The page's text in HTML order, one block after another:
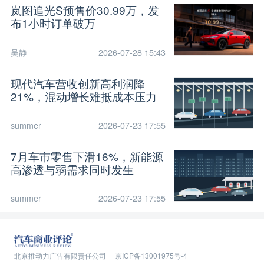
岚图追光S预售价30.99万，发
布1小时订单破万
吴静 2026-07-28 15:43
现代汽车营收创新高利润降
21%，混动增长难抵成本压力
summer 2026-07-23 17:55
7月车市零售下滑16%，新能源
高渗透与弱需求同时发生
summer 2026-07-23 17:55
北京推动力广告有限责任公司 京ICP备13001975号-4